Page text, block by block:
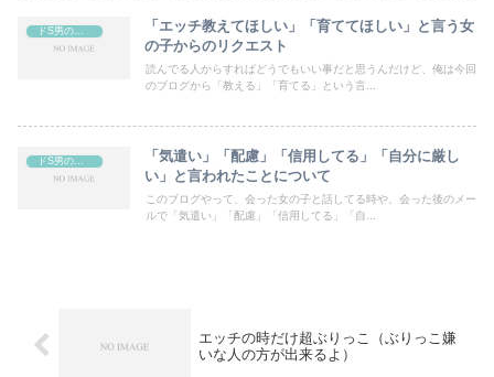
ドS男の考え、思考（自分ではドSとは思ってはいない）
「エッチ教えてほしい」「育ててほしい」と言う女
の子からのリクエスト
読んでる人からすればどうでもいい事だと思うんだけど、俺は今回
のブログから「教える」「育てる」という言...
「気遣い」「配慮」「信用してる」「自分に厳し
い」と言われたことについて
このブログやって、会った女の子と話してる時や、会った後のメー
ルで「気遣い」「配慮」「信用してる」「自...
エッチの時だけ超ぶりっこ（ぶりっこ嫌
いな人の方が出来るよ）